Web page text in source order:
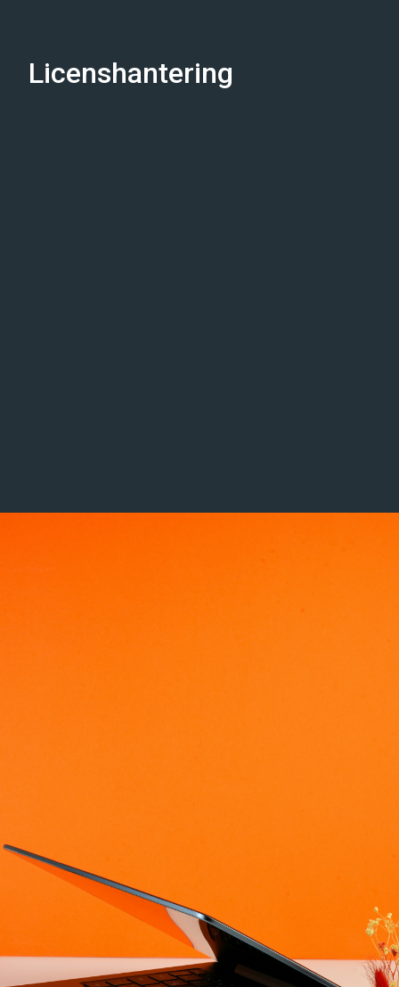
Licenshantering